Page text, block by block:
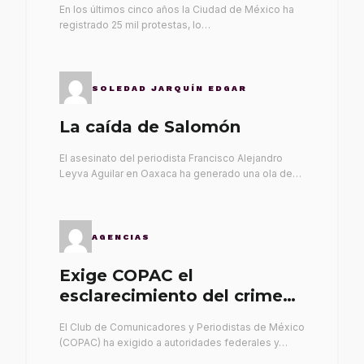
En los últimos cinco años la Ciudad de México ha
registrado 25 mil protestas, lo…
SOLEDAD JARQUÍN EDGAR
La caída de Salomón
El asesinato del periodista Francisco Alejandro
Leyva Aguilar en Oaxaca ha generado una ola de…
AGENCIAS
Exige COPAC el
esclarecimiento del crimen
El Club de Comunicadores y Periodistas de México
(COPAC) ha exigido a autoridades federales y…